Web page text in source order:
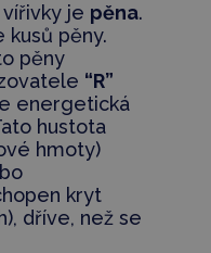
je pěna.
kusů pěny.
pěny
“R”
energetická
hustota
hmoty)
kryt
dříve, než se